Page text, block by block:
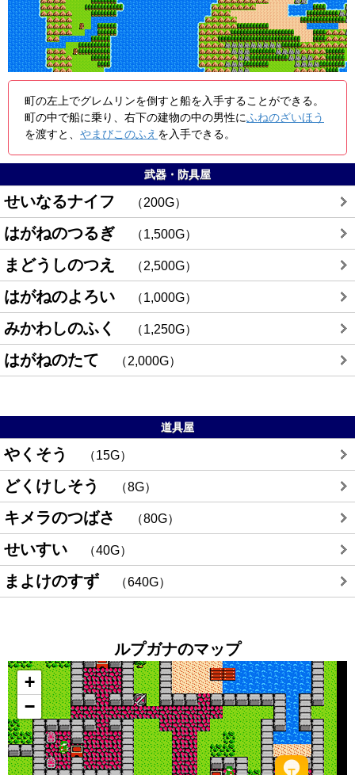
町の左上でグレムリンを倒すと船を入手することができる。
町の中で船に乗り、右下の建物の中の男性にふねのざいほう
を渡すと、 やまびこのふえ を入手できる。
武器・防具屋
せいなるナイフ 200G
はがねのつるぎ 1,500G
まどうしのつえ 2,500G
はがねのよろい 1,000G
みかわしのふく 1,250G
はがねのたて 2,000G
道具屋
やくそう 15G
どくけしそう 8G
キメラのつばさ 80G
せいすい 40G
まよけのすず 640G
ルプガナのマップ
+
−